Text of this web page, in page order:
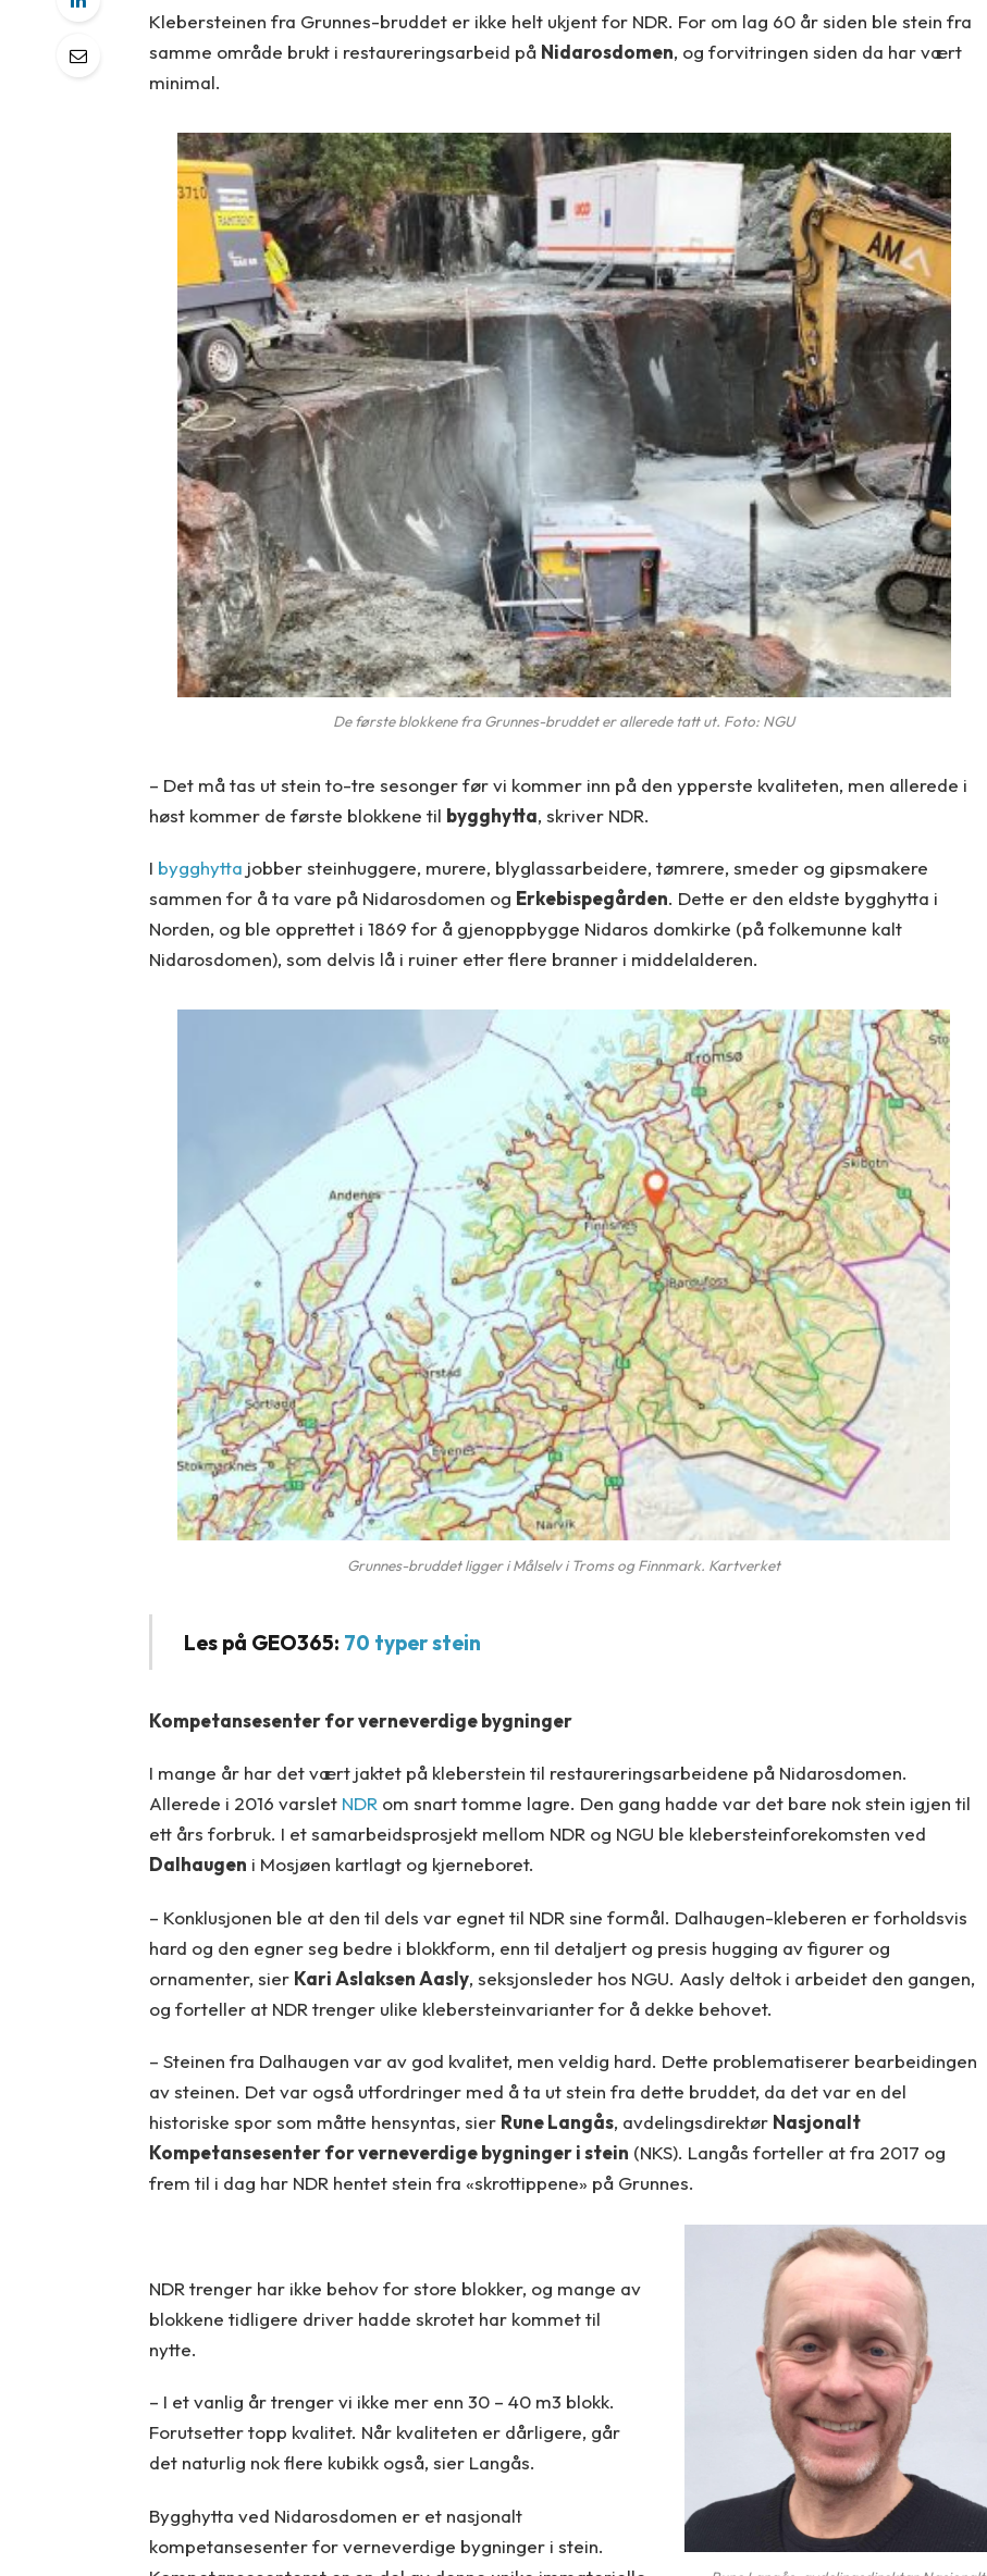
Klebersteinen fra Grunnes-bruddet er ikke helt ukjent for NDR. For om lag 60 år siden ble stein fra
samme område brukt i restaureringsarbeid på Nidarosdomen, og forvitringen siden da har vært
minimal.
De første blokkene fra Grunnes-bruddet er allerede tatt ut. Foto: NGU
– Det må tas ut stein to-tre sesonger før vi kommer inn på den ypperste kvaliteten, men allerede i
høst kommer de første blokkene til bygghytta, skriver NDR.
I bygghytta jobber steinhuggere, murere, blyglassarbeidere, tømrere, smeder og gipsmakere
sammen for å ta vare på Nidarosdomen og Erkebispegården. Dette er den eldste bygghytta i
Norden, og ble opprettet i 1869 for å gjenoppbygge Nidaros domkirke (på folkemunne kalt
Nidarosdomen), som delvis lå i ruiner etter flere branner i middelalderen.
Grunnes-bruddet ligger i Målselv i Troms og Finnmark. Kartverket
Les på GEO365: 70 typer stein
Kompetansesenter for verneverdige bygninger
I mange år har det vært jaktet på kleberstein til restaureringsarbeidene på Nidarosdomen.
Allerede i 2016 varslet NDR om snart tomme lagre. Den gang hadde var det bare nok stein igjen til
ett års forbruk. I et samarbeidsprosjekt mellom NDR og NGU ble klebersteinforekomsten ved
Dalhaugen i Mosjøen kartlagt og kjerneboret.
– Konklusjonen ble at den til dels var egnet til NDR sine formål. Dalhaugen-kleberen er forholdsvis
hard og den egner seg bedre i blokkform, enn til detaljert og presis hugging av figurer og
ornamenter, sier Kari Aslaksen Aasly, seksjonsleder hos NGU. Aasly deltok i arbeidet den gangen,
og forteller at NDR trenger ulike klebersteinvarianter for å dekke behovet.
– Steinen fra Dalhaugen var av god kvalitet, men veldig hard. Dette problematiserer bearbeidingen
av steinen. Det var også utfordringer med å ta ut stein fra dette bruddet, da det var en del
historiske spor som måtte hensyntas, sier Rune Langås, avdelingsdirektør Nasjonalt
Kompetansesenter for verneverdige bygninger i stein (NKS). Langås forteller at fra 2017 og
frem til i dag har NDR hentet stein fra «skrottippene» på Grunnes.
NDR trenger har ikke behov for store blokker, og mange av
blokkene tidligere driver hadde skrotet har kommet til
nytte.
– I et vanlig år trenger vi ikke mer enn 30 – 40 m3 blokk.
Forutsetter topp kvalitet. Når kvaliteten er dårligere, går
det naturlig nok flere kubikk også, sier Langås.
Bygghytta ved Nidarosdomen er et nasjonalt
kompetansesenter for verneverdige bygninger i stein.